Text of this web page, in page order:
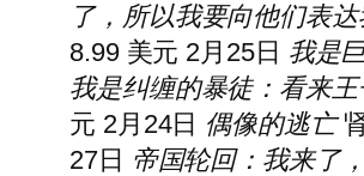
了，所以我要向他们表达
8.99 美元 2月25日 我是
我是纠缠的暴徒：看来
元 2月24日 偶像的逃亡
27日 帝国轮回：我来了